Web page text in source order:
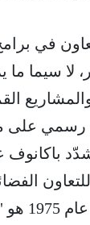
في
لا سيما
رسمي على
مهمة